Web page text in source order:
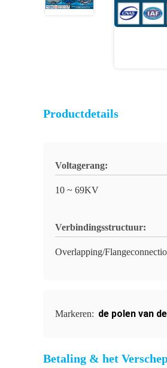
Productdetails
Voltagerang:
10 ~ 69KV
Verbindingsstructuur:
Overlapping/
Markeren: de polen van
Betaling & het